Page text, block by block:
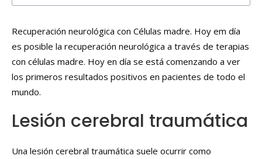
Recuperación neurológica con Células madre. Hoy em día
es posible la recuperación neurológica a través de terapias
con células madre. Hoy en día se está comenzando a ver
los primeros resultados positivos en pacientes de todo el
mundo.
Lesión cerebral traumática
Una lesión cerebral traumática suele ocurrir como